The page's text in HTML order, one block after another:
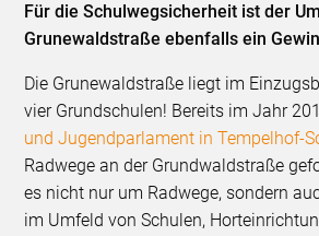
Für die Schulwegsicherheit ist der
Grunewaldstraße ebenfalls ein
Die Grunewaldstraße liegt im
vier Grundschulen! Bereits im Jahr
und Jugendparlament in Tempelhof-
Radwege an der Grundwaldstraße
es nicht nur um Radwege, sondern
im Umfeld von Schulen,